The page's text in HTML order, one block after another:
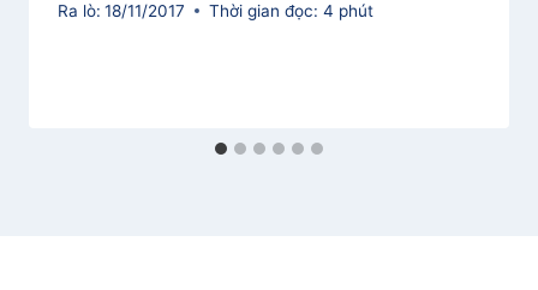
Ra lò: 18/11/2017 Thời gian đọc: 4 phút